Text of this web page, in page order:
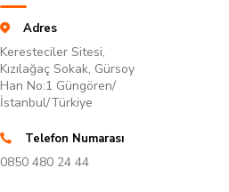
Adres
Keresteciler Sitesi,
Kızılağaç Sokak, Gürsoy
Han No:1 Güngören/
İstanbul/Türkiye
Telefon Numarası
0850 480 24 44